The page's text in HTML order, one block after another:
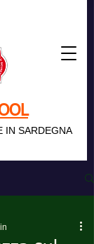
IN SARDEGNA